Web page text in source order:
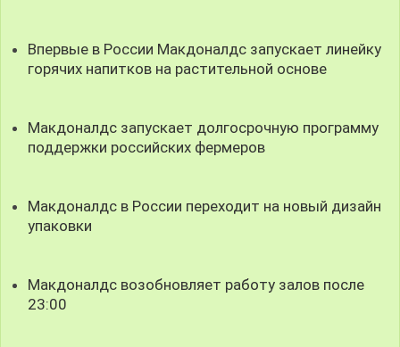
Впервые в России Макдоналдс запускает линейку
горячих напитков на растительной основе
Макдоналдс запускает долгосрочную программу
поддержки российских фермеров
Макдоналдс в России переходит на новый дизайн
упаковки
Макдоналдс возобновляет работу залов после
23:00